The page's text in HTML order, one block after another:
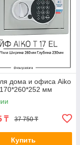
дома и офиса Aiko
мм
₸ 37 750 ₸
Купить